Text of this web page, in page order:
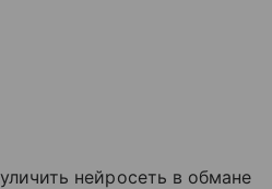
нейросеть в обмане